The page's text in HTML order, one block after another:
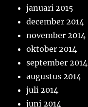
januari 2015
december 2014
november 2014
oktober 2014
september 2014
augustus 2014
juli 2014
juni 2014